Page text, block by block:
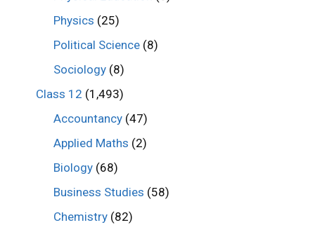
Physics (25)
Political Science (8)
Sociology (8)
Class 12 (1,493)
Accountancy (47)
Applied Maths (2)
Biology (68)
Business Studies (58)
Chemistry (82)